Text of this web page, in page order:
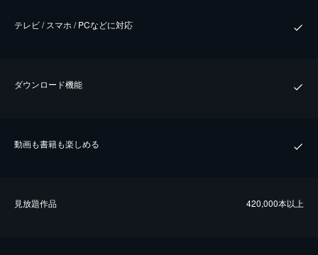
テレビ / スマホ / PCなどに対応
ダウンロード機能
動画も書籍も楽しめる
⾒放題作品 420,000本以上